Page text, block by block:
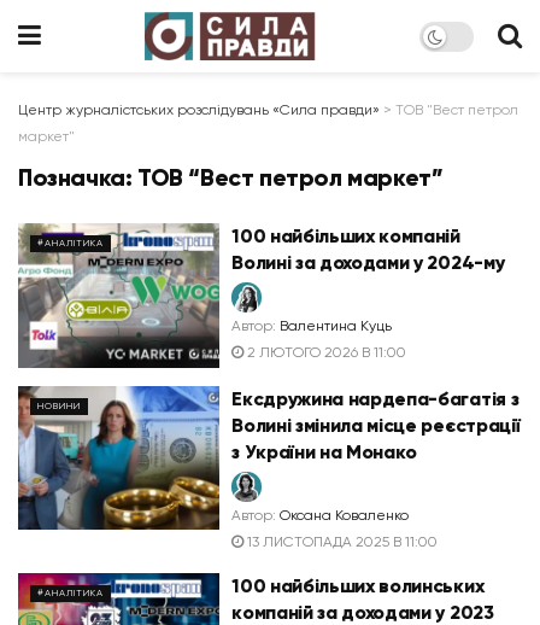
Центр журналістських розслідувань «Сила правди» > ТОВ "Вест петрол
маркет"
Позначка: ТОВ “Вест петрол маркет”
#АНАЛІТИКА
100 найбільших компаній
Волині за доходами у 2024-му
Автор: Валентина Куць
2 ЛЮТОГО 2026 В 11:00
НОВИНИ
Ексдружина нардепа-багатія з
Волині змінила місце реєстрації
з України на Монако
Автор: Оксана Коваленко
13 ЛИСТОПАДА 2025 В 11:00
#АНАЛІТИКА
100 найбільших волинських
компаній за доходами у 2023